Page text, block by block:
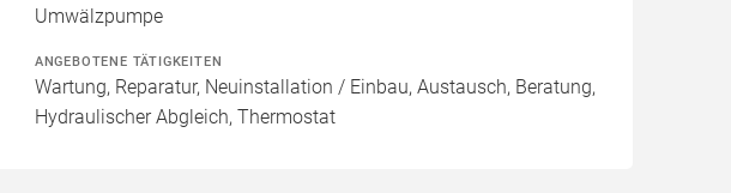
Umwälzpumpe
ANGEBOTENE TÄTIGKEITEN
Wartung, Reparatur, Neuinstallation / Einbau, Austausch, Beratung,
Hydraulischer Abgleich, Thermostat